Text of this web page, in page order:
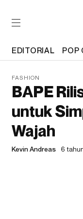
EDITORIAL POP
FASHION
BAPE
untuk
Wajah
Kevin Andreas 6